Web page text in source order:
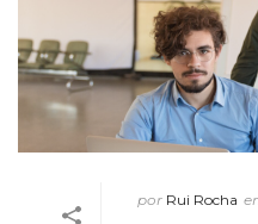
por Rui Rocha